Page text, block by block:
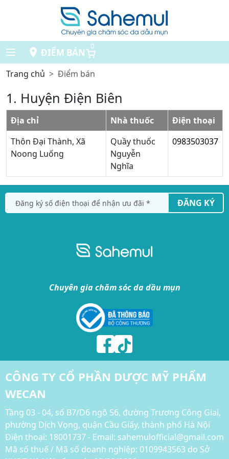
ĐIỂM BÁN
0
Trang chủ Điểm bán
1. Huyện Điện Biên
Địa chỉ Nhà thuốc
Điện thoại
Thôn Đại Thành, Xã
Noong Luống
Quầy thuốc
Nguyễn
Nghĩa
0983503037
ĐĂNG KÝ
Chuyên gia chăm sóc da dầu mụn
CÔNG TY CỔ PHẦN DƯỢC MỸ PHẨM
WECAN
Tầng 03 - 04, số B7/D6 ngõ 56, đường Trương Công Giai,
phường Dịch Vọng, quận Cầu Giấy, thành phố Hà Nội
Điện thoại: 18001737 - Email: sahemulofficial@gmail.com
Mã số thuế / Mã số doanh nghiệp: 0109943563 do Sở